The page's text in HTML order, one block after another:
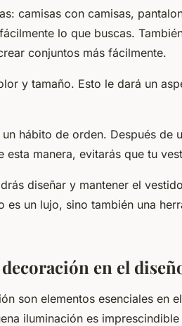
camisas con camisas,
lo que buscas.
conjuntos más fácilmente.
y tamaño. Esto le dará un
hábito de orden. Después de
esta manera, evitarás que tu
diseñar y mantener el
es un lujo, sino también una
en el
son elementos esenciales en
iluminación es